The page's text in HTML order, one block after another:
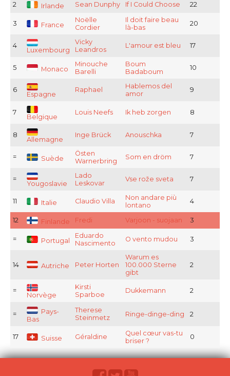
2 Irlande Sean Dunphy If I Could Choose 22
3 France
Noëlle
Cordier
Il doit faire beau
là-bas
20
4
Luxembourg
Vicky
Leandros
L'amour est bleu 17
5 Monaco
Minouche
Barelli
Boum
Badaboum
10
6
Espagne
Raphael
Hablemos del
amor
9
7
Belgique
Louis Neefs Ik heb zorgen 8
8
Allemagne
Inge Brück Anouschka 7
= Suède
Östen
Warnerbring
Som en dröm 7
=
Yougoslavie
Lado
Leskovar
Vse rože sveta 7
11 Italie Claudio Villa
Non andare più
lontano
4
12 Finlande Fredi Varjoon - suojaan 3
= Portugal
Eduardo
Nascimento
O vento mudou 3
14 Autriche Peter Horten
Warum es
100.000 Sterne
gibt
2
=
Norvège
Kirsti
Sparboe
Dukkemann 2
=
Pays-
Bas
Therese
Steinmetz
Ringe-dinge-ding 2
17 Suisse Géraldine
Quel cœur vas-tu
briser ?
0